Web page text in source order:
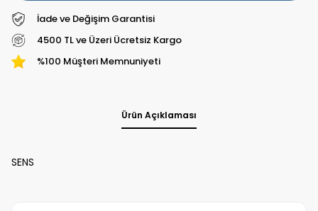
İade ve Değişim Garantisi
4500 TL ve Üzeri Ücretsiz Kargo
%100 Müşteri Memnuniyeti
Ürün Açıklaması
SENS